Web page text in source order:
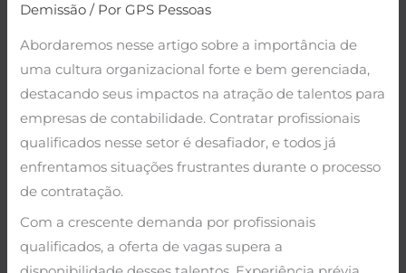
Demissão / PorGPS Pessoas
Abordaremos nesse artigo sobre a importância de
uma cultura organizacional forte e bem gerenciada,
destacando seus impactos na atração de talentos para
empresas de contabilidade. Contratar profissionais
qualificados nesse setor é desafiador, e todos já
enfrentamos situações frustrantes durante o processo
de contratação.
Com a crescente demanda por profissionais
qualificados, a oferta de vagas supera a